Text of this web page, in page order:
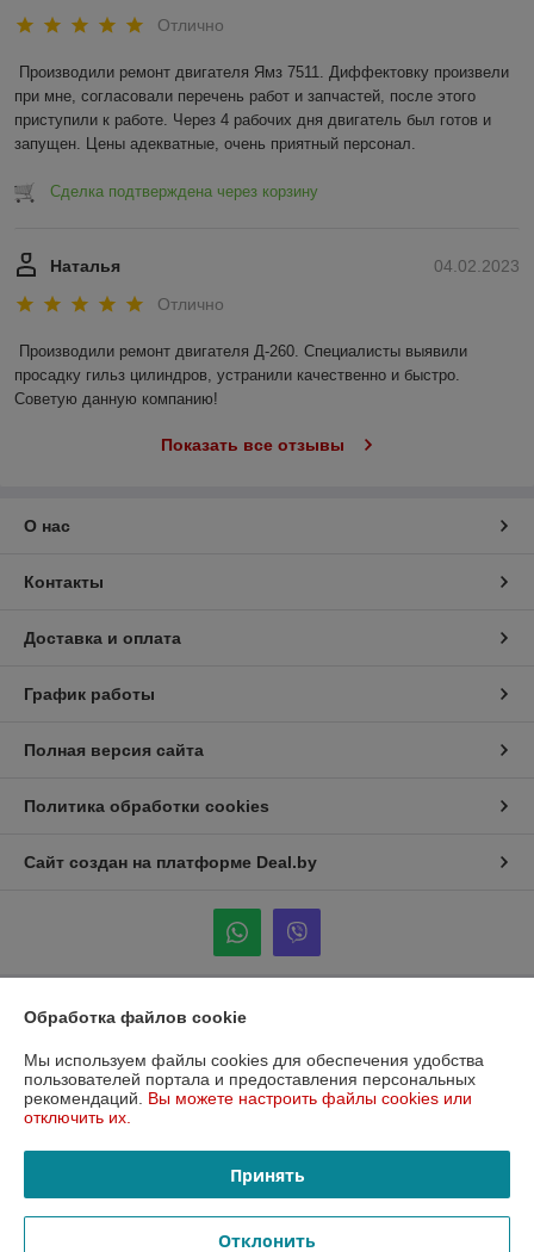
Отлично
Производили ремонт двигателя Ямз 7511. Диффектовку произвели
при мне, согласовали перечень работ и запчастей, после этого
приступили к работе. Через 4 рабочих дня двигатель был готов и
запущен. Цены адекватные, очень приятный персонал.
Сделка подтверждена через корзину
04.02.2023
Наталья
Отлично
Производили ремонт двигателя Д-260. Специалисты выявили
просадку гильз цилиндров, устранили качественно и быстро.
Советую данную компанию!
Показать все отзывы
О нас
Контакты
Доставка и оплата
График работы
Полная версия сайта
Политика обработки cookies
Сайт создан на платформе Deal.by
Информация для покупателя
Юридическое лицо:Общество с ограниченной ответственностью
«Фудворк»
223053, Минская обл., Минский р-н, Боровлянский с/с, д. Боровляны,
ул. 40 лет Победы, 5Б, каб. № 206
Регистрационный орган: Минский горисполкомом
Обработка файлов cookie
Мы используем файлы cookies для обеспечения удобства
пользователей портала и предоставления персональных
рекомендаций. Вы можете настроить файлы cookies или
отключить их.
Принять
Отклонить